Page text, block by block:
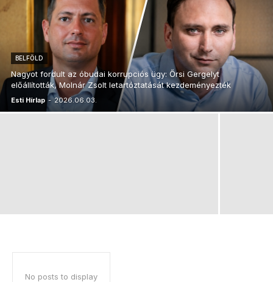
BELFÖLD
Nagyot fordult az óbudai korrupciós ügy: Őrsi Gergelyt
előállították, Molnár Zsolt letartóztatását kezdeményezték
Esti Hírlap - 2026.06.03.
No posts to display